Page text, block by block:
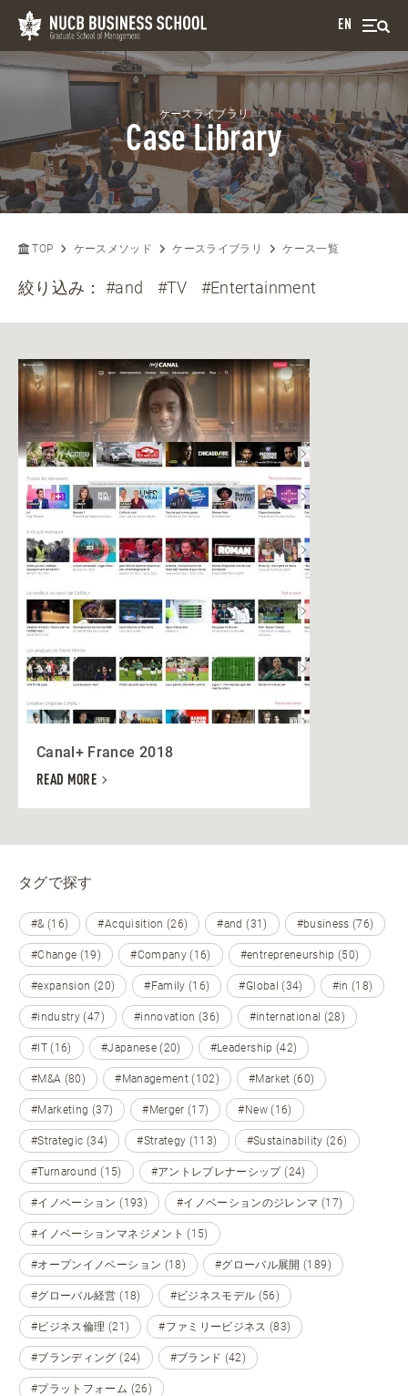
EN
ケースライブラリ
Case Library
TOP ケースメソッド ケースライブラリ ケース一覧
絞り込み：#and #TV #Entertainment
Canal+ France 2018
READ MORE
タグで探す
#& (16) #Acquisition (26) #and (31) #business (76)
#Change (19) #Company (16) #entrepreneurship (50)
#expansion (20) #Family (16) #Global (34) #in (18)
#industry (47) #innovation (36) #international (28)
#IT (16) #Japanese (20) #Leadership (42)
#M&A (80) #Management (102) #Market (60)
#Marketing (37) #Merger (17) #New (16)
#Strategic (34) #Strategy (113) #Sustainability (26)
#Turnaround (15) #アントレプレナーシップ (24)
#イノベーション (193) #イノベーションのジレンマ (17)
#イノベーションマネジメント (15)
#オープンイノベーション (18) #グローバル展開 (189)
#グローバル経営 (18) #ビジネスモデル (56)
#ビジネス倫理 (21) #ファミリービジネス (83)
#ブランディング (24) #ブランド (42)
#プラットフォーム (26)